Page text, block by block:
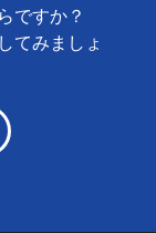
ですか？
てみましょ